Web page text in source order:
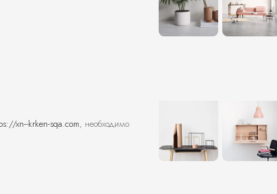
xn--krken-sqa.com, необходимо